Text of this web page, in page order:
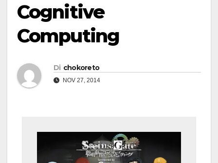
Cognitive
Computing
Di chokoreto
NOV 27, 2014